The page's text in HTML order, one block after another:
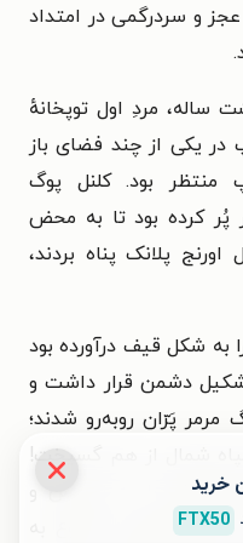
و سردرگمی در امتداد
مردِ اول توپخانهٔ
در یکی از چند فضای باز
منتظر بود. کلنل پوگ
پُر کرده بود تا به محض
پلانک پناه بردند،
شکل قیف درآورده بود
دشمن قرار داشت و
مرمر پَرّان روبه‌رو شدند؛
شمال از هم گسیخت!
را به تندیس و
این وضعیت، شروع به
FTX50